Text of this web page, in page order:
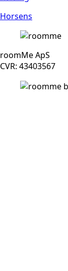
Horsens
roomMe ApS
CVR: 43403567